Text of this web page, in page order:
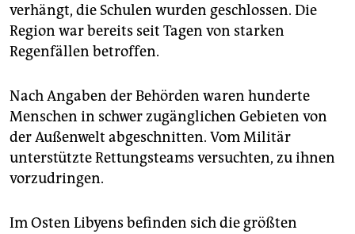
verhängt, die Schulen wurden geschlossen. Die
Region war bereits seit Tagen von starken
Regenfällen betroffen.
Nach Angaben der Behörden waren hunderte
Menschen in schwer zugänglichen Gebieten von
der Außenwelt abgeschnitten. Vom Militär
unterstützte Rettungsteams versuchten, zu ihnen
vorzudringen.
Im Osten Libyens befinden sich die größten